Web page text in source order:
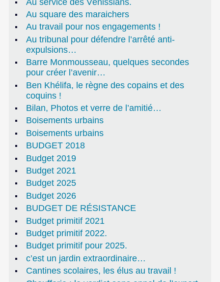
Au square des maraichers
Au travail pour nos engagements !
Au tribunal pour défendre l’arrêté anti-
expulsions…
Barre Monmousseau, quelques secondes
pour créer l’avenir…
Ben Khélifa, le règne des copains et des
coquins !
Bilan, Photos et verre de l’amitié…
Boisements urbains
Boisements urbains
BUDGET 2018
Budget 2019
Budget 2021
Budget 2025
Budget 2026
BUDGET DE RÉSISTANCE
Budget primitif 2021
Budget primitif 2022.
Budget primitif pour 2025.
c’est un jardin extraordinaire…
Cantines scolaires, les élus au travail !